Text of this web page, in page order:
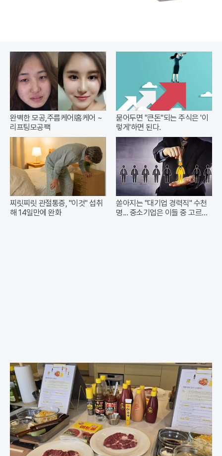
완벽한 모공,주름케어!홈케어 ~
리프팅모공팩
묻어두면 "큰돈"되는 주식은 '이
렇게'하면 된다.
찌릿찌릿 관절통증, "이것" 섭취
해 14일만에 완화
쏟아지는 "대기업 경력직" 수천
명... 중소기업은 이들 중 고르면